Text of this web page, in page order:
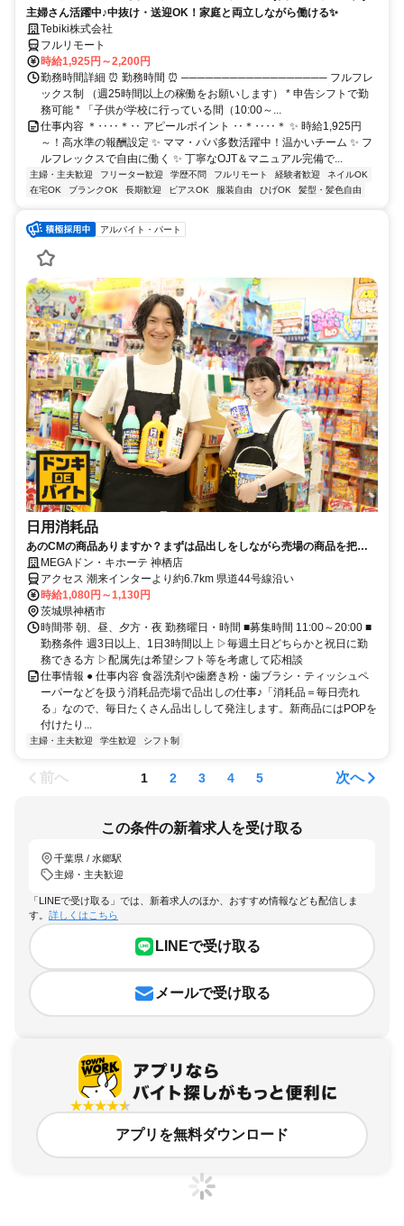
主婦さん活躍中♪中抜け・送迎OK！家庭と両立しながら働ける✨
Tebiki株式会社
フルリモート
時給1,925円～2,200円
勤務時間詳細 ⏰ 勤務時間 ⏰ ────────────────── フルフレ
ックス制 （週25時間以上の稼働をお願いします） * 申告シフトで勤
務可能 * 「子供が学校に行っている間（10:00～...
仕事内容 ＊‥‥＊‥ アピールポイント ‥＊‥‥＊ ✨ 時給1,925円
～！高水準の報酬設定 ✨ ママ・パパ多数活躍中！温かいチーム ✨ フ
ルフレックスで自由に働く ✨ 丁寧なOJT＆マニュアル完備で...
主婦・主夫歓迎 フリーター歓迎 学歴不問 フルリモート 経験者歓迎
ネイルOK
在宅OK
ブランクOK 長期歓迎 ピアスOK 服装自由 ひげOK 髪型・髪色自由
アルバイト・パート
日用消耗品
あのCMの商品ありますか？まずは品出しをしながら売場の商品を把握
するところから始めよう！
MEGAドン・キホーテ 神栖店
アクセス 潮来インターより約6.7km 県道44号線沿い
時給1,080円～1,130円
茨城県神栖市
時間帯 朝、昼、夕方・夜 勤務曜日・時間 ■募集時間 11:00～20:00 ■
勤務条件 週3日以上、1日3時間以上 ▷毎週土日どちらかと祝日に勤
務できる方 ▷配属先は希望シフト等を考慮して応相談
仕事情報 ● 仕事内容 食器洗剤や歯磨き粉・歯ブラシ・ティッシュペ
ーパーなどを扱う消耗品売場で品出しの仕事♪「消耗品＝毎日売れ
る」なので、毎日たくさん品出しして発注します。新商品にはPOPを
付けたり...
主婦・主夫歓迎 学生歓迎 シフト制
前へ 1 2 3 4 5 次へ
この条件の新着求人を受け取る
千葉県 / 水郷駅
主婦・主夫歓迎
「LINEで受け取る」では、新着求人のほか、おすすめ情報なども配信しま
す。 詳しくはこちら
LINEで受け取る
メールで受け取る
アプリを無料ダウンロード